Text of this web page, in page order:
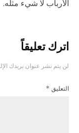
الأرباب لا شيء مثله.
اترك تعليقاً
لن يتم نشر عنوان بريدك
التعليق *